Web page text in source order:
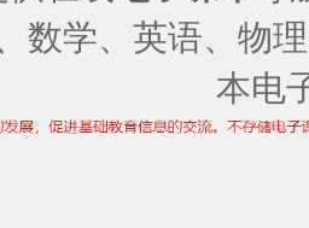
数学、英语、物
本电